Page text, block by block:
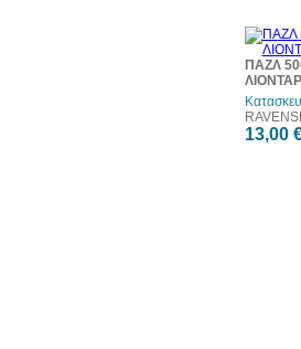
ΠΑΖΛ
13,00